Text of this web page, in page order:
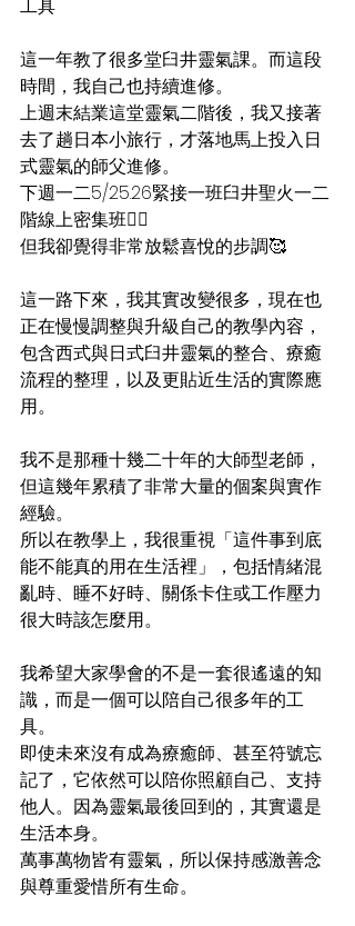
工具
這一年教了很多堂臼井靈氣課。而這段
時間，我自己也持續進修。
上週末結業這堂靈氣二階後，我又接著
去了趟日本小旅行，才落地馬上投入日
式靈氣的師父進修。
下週一二5/25.26緊接一班臼井聖火一二
階線上密集班❤️‍🔥
但我卻覺得非常放鬆喜悅的步調🥰
這一路下來，我其實改變很多，現在也
正在慢慢調整與升級自己的教學內容，
包含西式與日式臼井靈氣的整合、療癒
流程的整理，以及更貼近生活的實際應
用。
我不是那種十幾二十年的大師型老師，
但這幾年累積了非常大量的個案與實作
經驗。
所以在教學上，我很重視「這件事到底
能不能真的用在生活裡」，包括情緒混
亂時、睡不好時、關係卡住或工作壓力
很大時該怎麼用。
我希望大家學會的不是一套很遙遠的知
識，而是一個可以陪自己很多年的工
具。
即使未來沒有成為療癒師、甚至符號忘
記了，它依然可以陪你照顧自己、支持
他人。因為靈氣最後回到的，其實還是
生活本身。
萬事萬物皆有靈氣，所以保持感激善念
與尊重愛惜所有生命。